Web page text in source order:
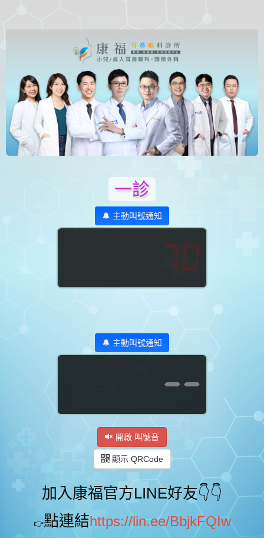
一診
🔔 主動叫號通知
70
🔔 主動叫號通知
--
開啟 叫號音
顯示 QRCode
加入康福官方LINE好友👇👇
👉點連結https://lin.ee/BbjkFQIw